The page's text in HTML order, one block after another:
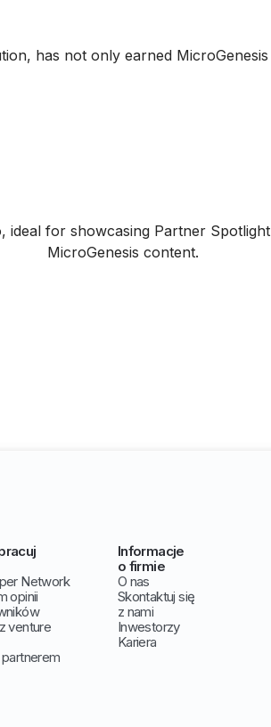
has not only earned
Network
opinii
venture
Informacje
o firmie
O nas
Skontaktuj się
z nami
Inwestorzy
Kariera